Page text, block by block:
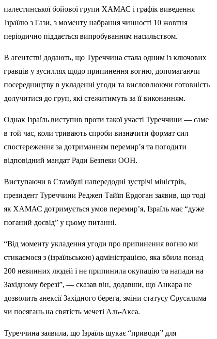
палестинської бойової групи ХАМАС і графік виведення
Ізраїлю з Гази, з моменту набрання чинності 10 жовтня
періодично піддається випробуванням насильством.
В агентстві додають, що Туреччина стала одним із ключових
гравців у зусиллях щодо припинення вогню, допомагаючи
посередництву в укладенні угоди та висловлюючи готовність
долучитися до груп, які стежитимуть за її виконанням.
Однак Ізраїль виступив проти такої участі Туреччини — саме
в той час, коли тривають спроби визначити формат сил
спостереження за дотриманням перемир’я та погодити
відповідний мандат Ради Безпеки ООН.
Виступаючи в Стамбулі напередодні зустрічі міністрів,
президент Туреччини Реджеп Тайїп Ердоган заявив, що тоді
як ХАМАС дотримується умов перемир’я, Ізраїль має “дуже
поганий досвід” у цьому питанні.
“Від моменту укладення угоди про припинення вогню ми
стикаємося з (ізраїльською) адміністрацією, яка вбила понад
200 невинних людей і не припинила окупацію та напади на
Західному березі”, — сказав він, додавши, що Анкара не
дозволить анексії Західного берега, зміни статусу Єрусалима
чи посягань на святість мечеті Аль-Акса.
Туреччина заявила, що Ізраїль шукає “приводи” для